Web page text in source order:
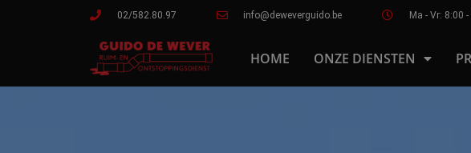
02/582.80.97 info@deweverguido.be Ma - Vr: 8:00
HOME ONZE DIENSTEN